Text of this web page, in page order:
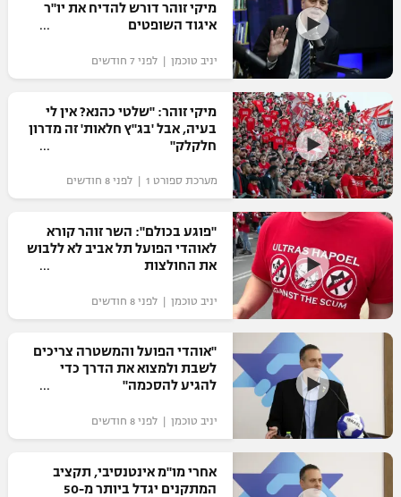
המגזין
מיקי זוהר דורש להדיח את יו"ר
איגוד השופטים
יניב טוכמן | לפני 7 חודשים
מיקי זוהר: "שלטי כהנא? אין לי
בעיה, אבל 'בג"ץ חלאות' זה מדרון
חלקלק"
מערכת ספורט 1 | לפני 8 חודשים
"פוגע בכולם": השר זוהר קורא
לאוהדי הפועל תל אביב לא ללבוש
את החולצות
יניב טוכמן | לפני 8 חודשים
"אוהדי הפועל והמשטרה צריכים
לשבת ולמצוא את הדרך כדי
להגיע להסכמה"
יניב טוכמן | לפני 8 חודשים
אחרי מו"מ אינטנסיבי, תקציב
המתקנים יגדל ביותר מ-50